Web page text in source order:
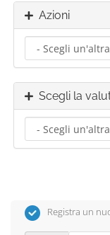
Azioni
Scegli la
Registra un